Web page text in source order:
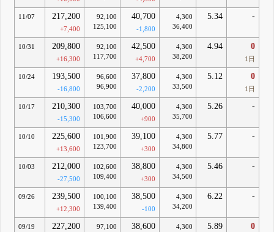
11/07 217,200
+7,400
92,100
125,100
40,700
-1,800
4,300
36,400
5.34 -
10/31 209,800
+16,300
92,100
117,700
42,500
+4,700
4,300
38,200
4.94 0
1日
10/24 193,500
-16,800
96,600
96,900
37,800
-2,200
4,300
33,500
5.12 0
1日
10/17 210,300
-15,300
103,700
106,600
40,000
+900
4,300
35,700
5.26 -
10/10 225,600
+13,600
101,900
123,700
39,100
+300
4,300
34,800
5.77 -
10/03 212,000
-27,500
102,600
109,400
38,800
+300
4,300
34,500
5.46 -
09/26 239,500
+12,300
100,100
139,400
38,500
-100
4,300
34,200
6.22 -
09/19 227,200
97,100
38,600
4,300
5.89 0